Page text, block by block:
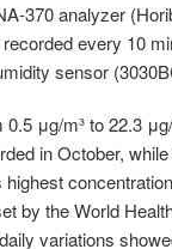
370 analyzer
every 10
sensor
μg/m³ to 22.3
in October,
by the World
variations